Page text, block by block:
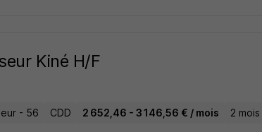
Kiné H/F
- 56 CDD 2 652,46 - 3 146,56 € / mois 2 mois